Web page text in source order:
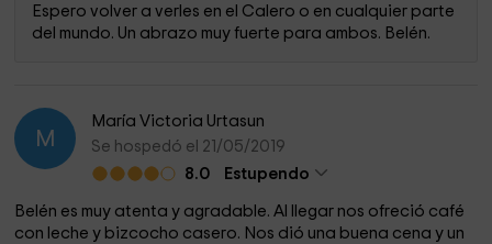
Espero volver a verles en el Calero o en cualquier parte
del mundo. Un abrazo muy fuerte para ambos. Belén.
M
María Victoria Urtasun
Se hospedó el 21/05/2019
8.0
Estupendo
Belén es muy atenta y agradable. Al llegar nos ofreció café
con leche y bizcocho casero. Nos dió una buena cena y un